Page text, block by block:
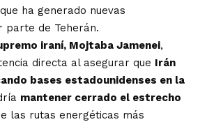
ha generado nuevas
parte de Teherán.
iraní, Mojtaba Jamenei,
directa al asegurar que Irán
bases estadounidenses en la
mantener cerrado el estrecho
las rutas energéticas más